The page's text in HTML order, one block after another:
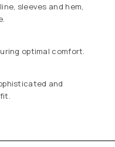
sleeves and hem,
optimal comfort.
and